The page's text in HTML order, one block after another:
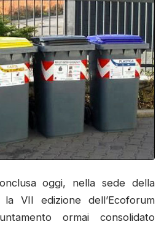
oggi, nella sede della
VII edizione dell’Ecoforum
ormai consolidato